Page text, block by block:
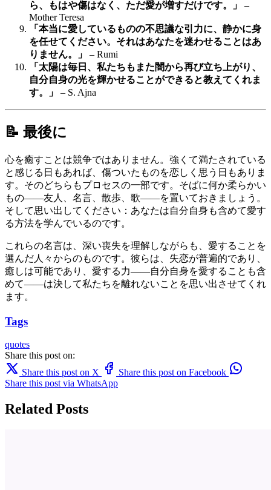
ら、もはや傷はなく、ただ愛が増すだけです。」
–
Mother Teresa
「本当に愛しているものの不思議な引力に、静かに身
を任せてください。それはあなたを迷わせることはあ
りません。」
– Rumi
「太陽は毎日、私たちもまた闇から再び立ち上がり、
自分自身の光を輝かせることができると教えてくれま
す。」
– S. Ajna
📝 最後に
心を癒すことは競争ではありません。強くて満たされている
と感じる日もあれば、傷ついたものを恋しく思う日もありま
す。そのどちらもプロセスの一部です。そばに何か柔らかい
もの――友人、名言、散歩、歌――を置いておきましょう。
そして思い出してください：あなたは自分自身も含めて愛す
る方法を学んでいるのです。
これらの名言は、深い喪失を理解しながらも、愛することを
選んだ人々からのものです。彼らは、失恋が普遍的であり、
癒しは可能であり、愛する力――自分自身を愛することも含
めて――は決して私たちを離れないことを思い出させてくれ
ます。
Tags
quotes
Share this post on:
Share this post on X
Share this post on Facebook
Share this post via WhatsApp
Related Posts